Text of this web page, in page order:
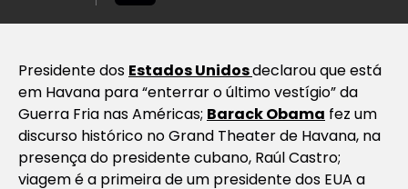
Presidente dos Estados Unidosdeclarou que está
em Havana para “enterrar o último vestígio” da
Guerra Fria nas Américas; Barack Obama fez um
discurso histórico no Grand Theater de Havana, na
presença do presidente cubano, Raúl Castro;
viagem é a primeira de um presidente dos EUA a